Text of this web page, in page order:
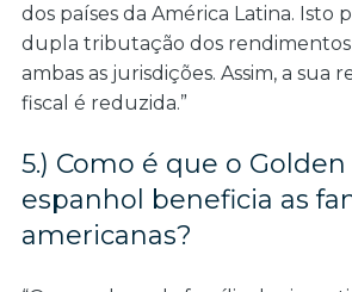
dos países da América Latina. Isto
dupla tributação dos
ambas as jurisdições. Assim, a sua
fiscal é reduzida.”
5.) Como é que o Golden
espanhol beneficia as
americanas?